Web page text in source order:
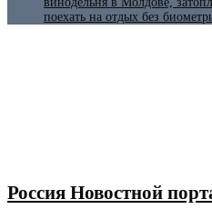
поехать на отдых без
Россия Новостной